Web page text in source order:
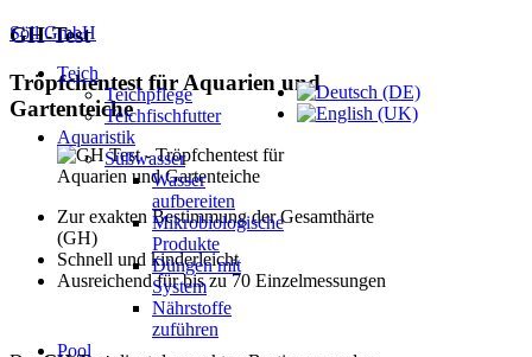
Söll GmbH
Teich
Teichpflege
Teichfischfutter
Aquaristik
Süßwasser
Wasser
aufbereiten
Mikrobiologische
Produkte
Düngen mit
System
Nährstoffe
zuführen
Pool
GH-Test
Tröpfchentest für Aquarien und
Gartenteiche
Zur exakten Bestimmung der Gesamthärte
(GH)
Schnell und kinderleicht
Ausreichend für bis zu 70 Einzelmessungen